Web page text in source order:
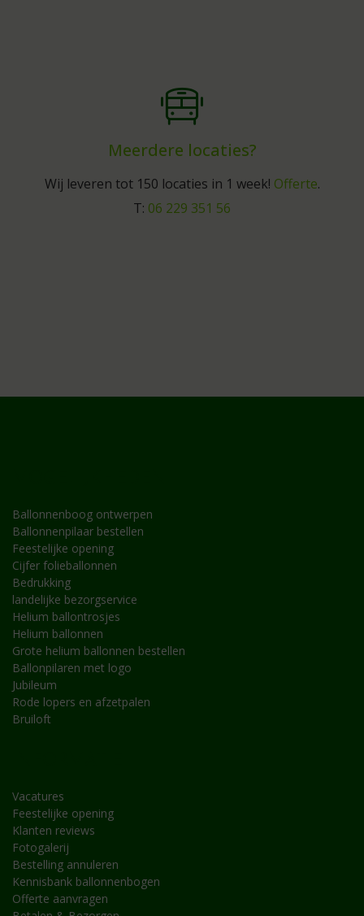
Meerdere locaties?
Wij leveren tot 150 locaties in 1 week! Offerte.
T: 06 229 351 56
Ballonnenboog ontwerpen
Ballonnenpilaar bestellen
Feestelijke opening
Cijfer folieballonnen
Bedrukking
landelijke bezorgservice
Helium ballontrosjes
Helium ballonnen
Grote helium ballonnen bestellen
Ballonpilaren met logo
Jubileum
Rode lopers en afzetpalen
Bruiloft
Vacatures
Feestelijke opening
Klanten reviews
Fotogalerij
Bestelling annuleren
Kennisbank ballonnenbogen
Offerte aanvragen